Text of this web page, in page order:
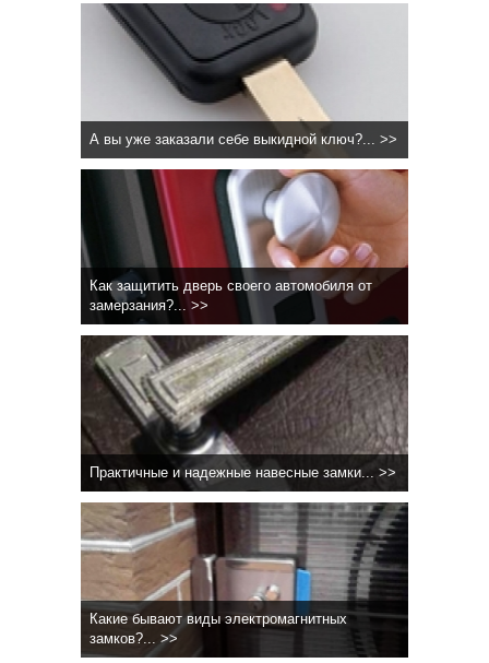
А вы уже заказали себе выкидной ключ?... >>
Как защитить дверь своего автомобиля от
замерзания?... >>
Практичные и надежные навесные замки... >>
Какие бывают виды электромагнитных
замков?... >>